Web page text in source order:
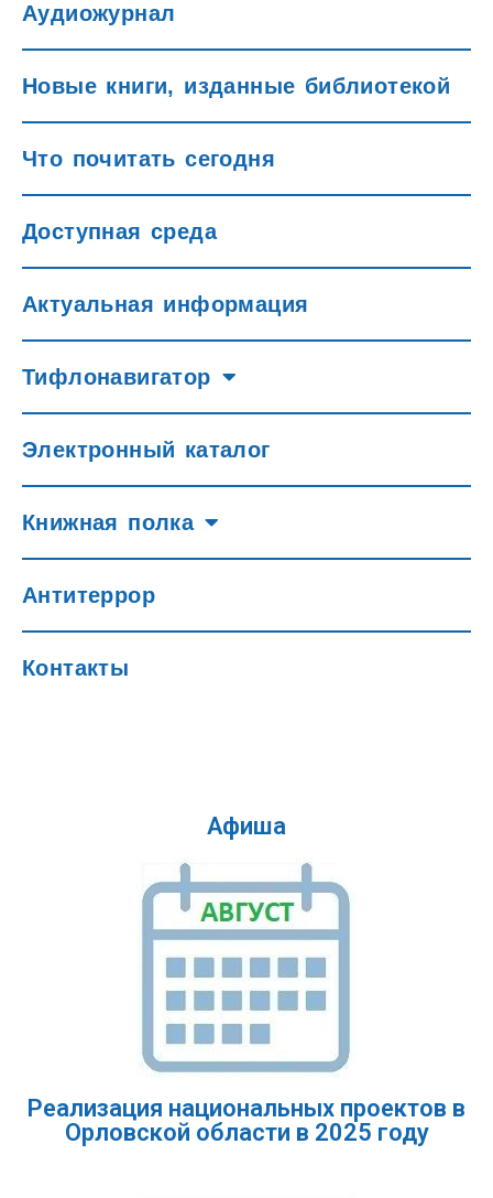
Аудиожурнал
Новые книги, изданные библиотекой
Что почитать сегодня
Доступная среда
Актуальная информация
Тифлонавигатор
Электронный каталог
Книжная полка
Антитеррор
Контакты
Афиша
Реализация национальных проектов в
Орловской области в 2025 году